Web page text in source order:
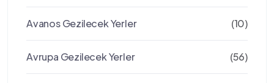
Avanos Gezilecek Yerler (10)
Avrupa Gezilecek Yerler (56)